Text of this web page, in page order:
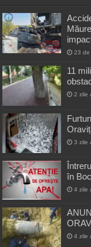
23 de
11
2 zile
3 zile
în
4 zile
4 zile